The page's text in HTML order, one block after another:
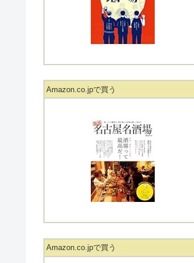
Amazon.co.jpで買う
Amazon.co.jpで買う